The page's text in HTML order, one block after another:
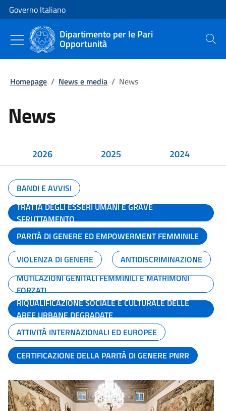
Vai al contenuto
Vai alla navigazione del sito
Governo Italiano
Dipartimento per le Pari
Opportunità Cerca
Homepage / News e media / News
News
2026 2025 2024
BANDI E AVVISI
TRATTA DEGLI ESSERI UMANI E GRAVE
SFRUTTAMENTO
PARITÀ DI GENERE ED EMPOWERMENT FEMMINILE
VIOLENZA DI GENERE
ANTIDISCRIMINAZIONE
MUTILAZIONI GENITALI FEMMINILI E MATRIMONI
FORZATI
RIQUALIFICAZIONE SOCIALE E CULTURALE DELLE
AREE URBANE DEGRADATE
ATTIVITÀ INTERNAZIONALI ED EUROPEE
CERTIFICAZIONE DELLA PARITÀ DI GENERE PNRR